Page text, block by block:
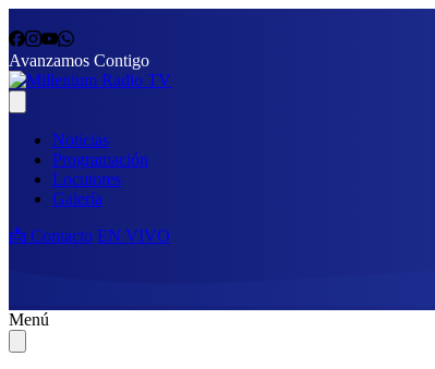
Avanzamos Contigo
Noticias
Programación
Locutores
Galería
📩 Contacto EN VIVO
Menú